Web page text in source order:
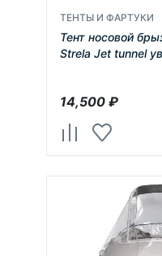
ТЕНТЫ И ФАРТУКИ
Тент носовой
Strela Jet tunnel
14,500₽